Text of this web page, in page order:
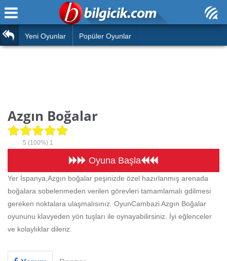
Araba
Futbol
Çocuk
Silah
Basketbol
Beceri
Komik
Ana Sayfa
Hızlı Okuma Testi
Hesaplamalar
Oyun
Yeni Oyunlar Popüler Oyunlar
Azgın Boğalar
5 (100%) 1
Oyuna Başla
Yer İspanya,Azgın boğalar peşinizde özel hazırlanmış arenada
boğalara sobelenmeden verilen görevleri tamamlamalı gdilmesi
gereken noktalara ulaşmalısınız. OyunCambazi Azgın Boğalar
oyununu klavyeden yön tuşları ile oynayabilirsiniz. İyi eğlenceler
ve kolaylıklar dileriz.